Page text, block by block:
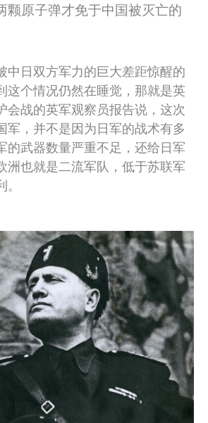
颗原子弹才免于中国被灭亡的
中日双方军力的巨大差距惊醒的
这个情况仍然在睡觉，那就是英
会战的英军观察员报告说，这次
军，并不是因为日军的战术有多
的武器数量严重不足，还给日军
洲也就是二流军队，低于苏联军